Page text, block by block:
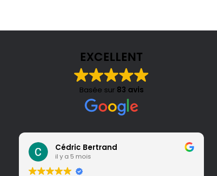
EXCELLENT
Basée sur 83 avis
Cédric Bertrand
il y a 5 mois